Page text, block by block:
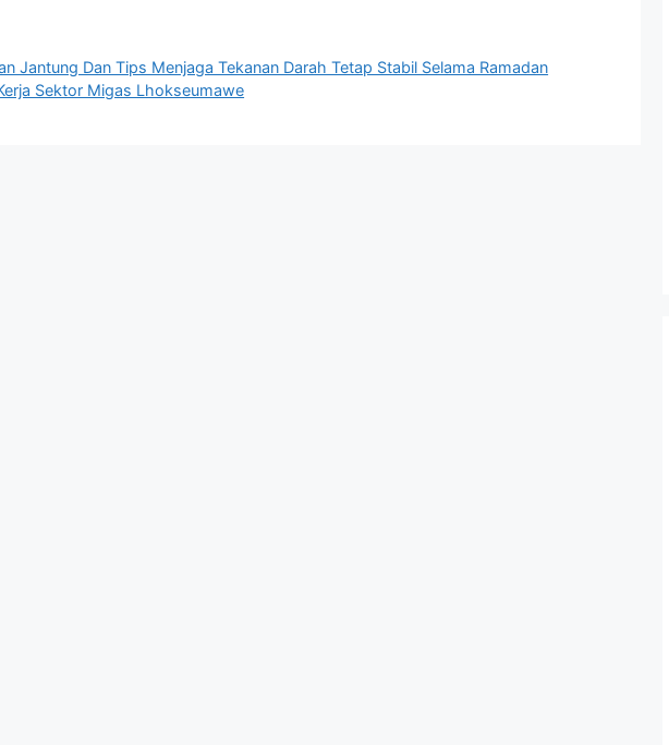
Jantung Dan Tips Menjaga Tekanan Darah Tetap Stabil Selama Ramadan
Sektor Migas Lhokseumawe